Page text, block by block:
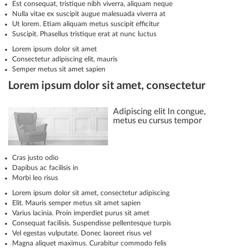
Est consequat, tristique nibh viverra, aliquam neque
Nulla vitae ex suscipit augue malesuada viverra at
Ut lorem. Etiam aliquam metus suscipit efficitur
Suscipit. Phasellus tristique erat at nunc luctus
Lorem ipsum dolor sit amet
Consectetur adipiscing elit, mauris
Semper metus sit amet sapien
Lorem ipsum dolor sit amet, consectetur
Adipiscing elit In congue,
metus eu cursus tempor
Cras justo odio
Dapibus ac facilisis in
Morbi leo risus
Lorem ipsum dolor sit amet, consectetur adipiscing
Elit. Mauris semper metus sit amet sapien
Varius lacinia. Proin imperdiet purus sit amet
Consequat facilisis. Suspendisse pellentesque turpis
Vel egestas vulputate. Donec laoreet risus vel
Magna aliquet maximus. Curabitur commodo felis